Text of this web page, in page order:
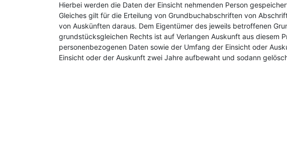
Hierbei werden die Daten der Einsicht nehmenden Person
Gleiches gilt für die Erteilung von Grundbuchabschriften von
von Auskünften daraus. Dem Eigentümer des jeweils betroffenen
grundstücksgleichen Rechts ist auf Verlangen Auskunft aus diesem
personenbezogenen Daten sowie der Umfang der Einsicht oder
Einsicht oder der Auskunft zwei Jahre aufbewaht und sodann